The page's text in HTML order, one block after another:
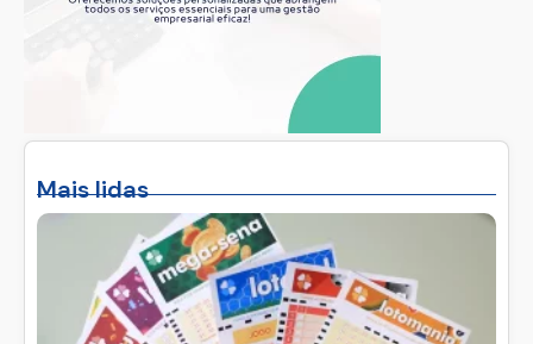
Mais lidas